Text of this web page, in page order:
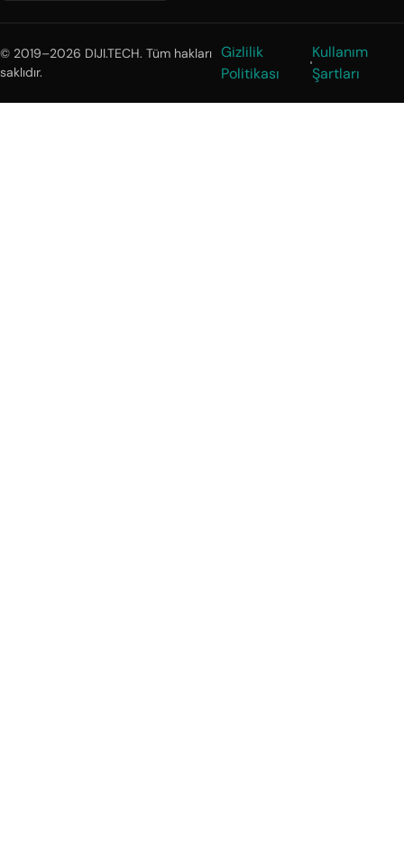
© 2019–2026 DIJI.TECH. Tüm hakları
saklıdır.
Gizlilik
Politikası
Kullanım
Şartları